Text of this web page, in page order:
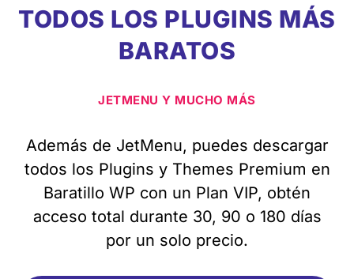
TODOS LOS PLUGINS MÁS
BARATOS
JETMENU Y MUCHO MÁS
Además de JetMenu, puedes descargar
todos los Plugins y Themes Premium en
Baratillo WP con un Plan VIP, obtén
acceso total durante 30, 90 o 180 días
por un solo precio.